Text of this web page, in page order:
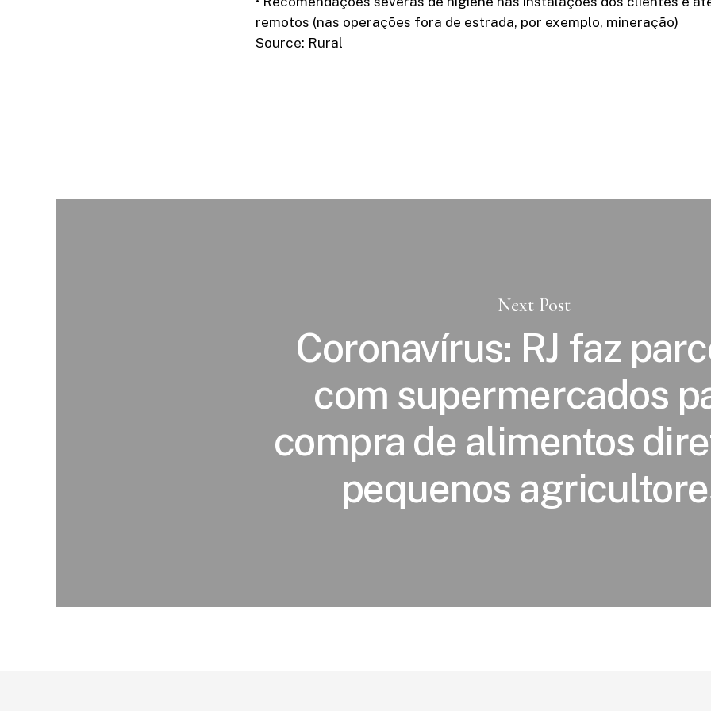
remotos (nas operações fora de estrada, por exemplo, mineração)
Source: Rural
Next Post
Coronavírus: RJ faz
com supermercados
compra de alimentos
pequenos